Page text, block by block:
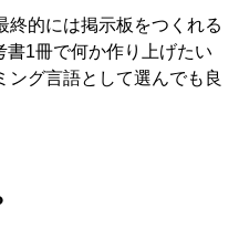
終的には掲示板をつくれる
書1冊で何か作り上げたい
ング言語として選んでも良